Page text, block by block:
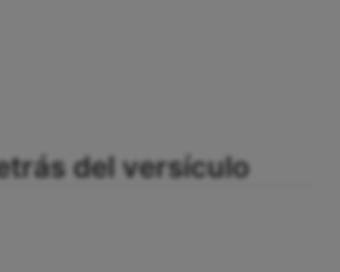
del versículo